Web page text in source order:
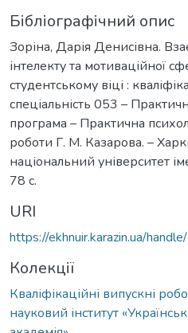
Бібліографічний опис
Зоріна, Дарія Денисівна.
інтелекту та мотиваційної
студентському віці :
спеціальність 053 –
програма – Практична
роботи Г. М. Казарова. –
національний університет
78 с.
URI
https://ekhnuir.karazin.ua/
Колекції
Кваліфікаційні випускні
науковий інститут